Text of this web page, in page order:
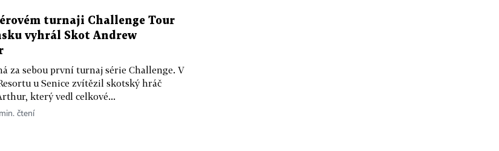
turnaji Challenge Tour
vyhrál Skot Andrew
za sebou první turnaj série Challenge. V
u Senice zvítězil skotský hráč
který vedl celkové...
čtení